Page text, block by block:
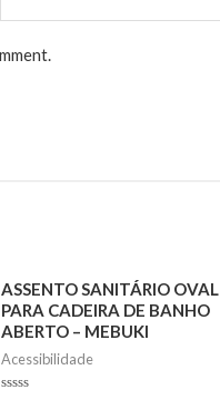
ASSENTO SANITÁRIO OVAL
PARA CADEIRA DE BANHO
ABERTO – MEBUKI
Acessibilidade